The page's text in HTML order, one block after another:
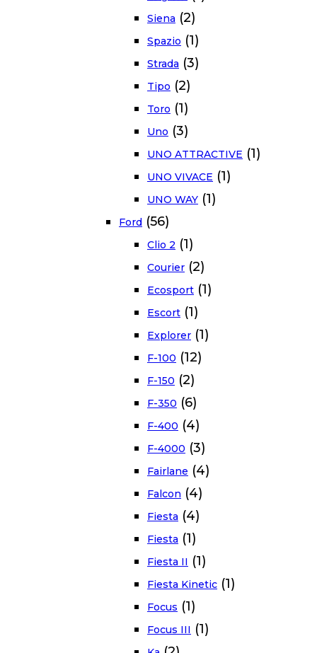
Siena (2)
Spazio (1)
Strada (3)
Tipo (2)
Toro (1)
Uno (3)
UNO ATTRACTIVE (1)
UNO VIVACE (1)
UNO WAY (1)
Ford (56)
Clio 2 (1)
Courier (2)
Ecosport (1)
Escort (1)
Explorer (1)
F-100 (12)
F-150 (2)
F-350 (6)
F-400 (4)
F-4000 (3)
Fairlane (4)
Falcon (4)
Fiesta (4)
Fiesta (1)
Fiesta II (1)
Fiesta Kinetic (1)
Focus (1)
Focus III (1)